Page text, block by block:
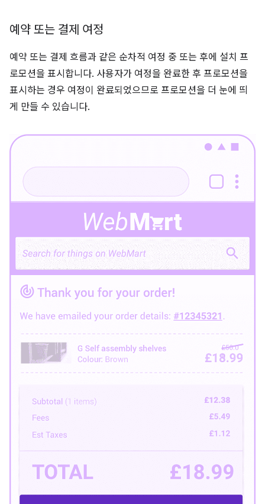
예약 또는 결제 여정
예약 또는 결제 흐름과 같은 순차적 여정 중 또는 후에 설치 프
로모션을 표시합니다. 사용자가 여정을 완료한 후 프로모션을
표시하는 경우 여정이 완료되었으므로 프로모션을 더 눈에 띄
게 만들 수 있습니다.